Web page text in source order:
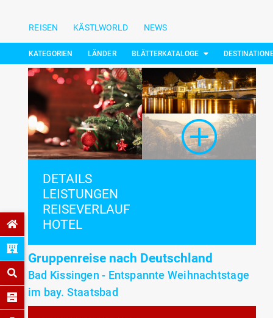
REISEN KÄSTLWORLD NEWS
KATEGORIEN LÄNDER BLÄTTERKATALOGE
DETAILS
LEISTUNGEN
REISEVERLAUF
HOTEL
Gruppenreise nach Deutschland
Bad Kissingen - Entspannte Weihnachtstage
im bay. Staatsbad